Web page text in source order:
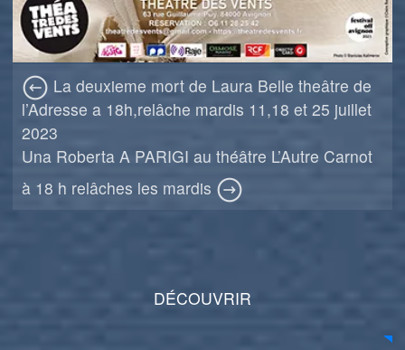
La deuxieme mort de Laura Belle theâtre de
l’Adresse a 18h,relâche mardis 11,18 et 25 juillet
2023
Una Roberta A PARIGI au théâtre L’Autre Carnot
à 18 h relâches les mardis
DÉCOUVRIR